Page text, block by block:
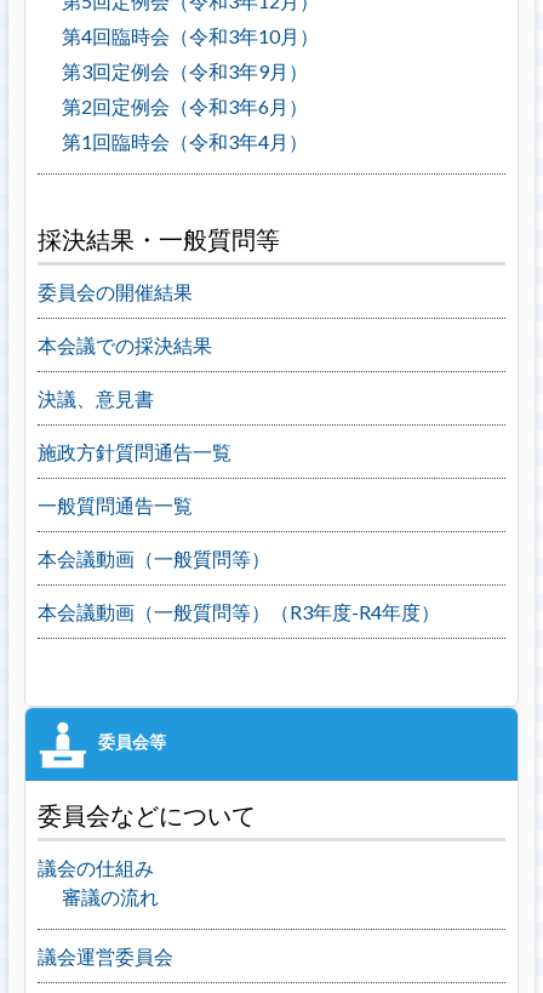
第4回臨時会（令和3年10月）
第3回定例会（令和3年9月）
第2回定例会（令和3年6月）
第1回臨時会（令和3年4月）
採決結果・一般質問等
委員会の開催結果
本会議での採決結果
決議、意見書
施政方針質問通告一覧
一般質問通告一覧
本会議動画（一般質問等）
本会議動画（一般質問等）（R3年度-R4年度）
委員会などについて
議会の仕組み
審議の流れ
議会運営委員会